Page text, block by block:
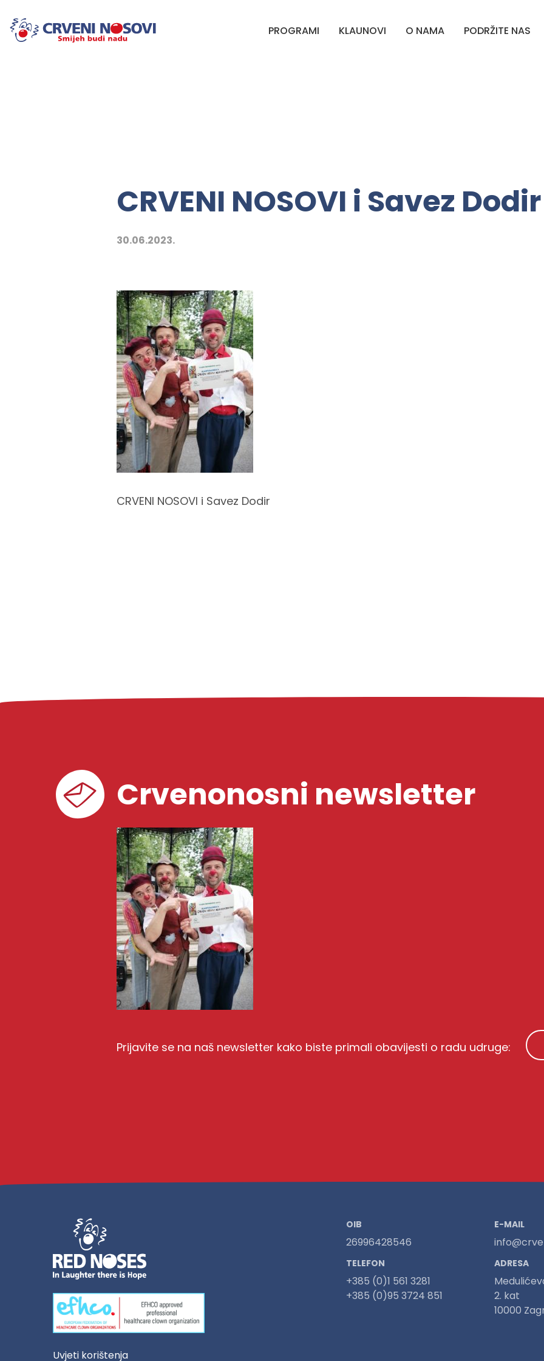
PROGRAMI KLAUNOVI O NAMA PODRŽITE NAS
CRVENI NOSOVI i Savez Dodir
30.06.2023.
CRVENI NOSOVI i Savez Dodir
Crvenonosni newsletter
Prijavite se na naš newsletter kako biste primali obavijesti o radu udruge:
Uvjeti korištenja
OIB
26996428546
TELEFON
+385 (0)1 561 3281
+385 (0)95 3724 851
E-MAIL
ADRESA
2. kat
10000